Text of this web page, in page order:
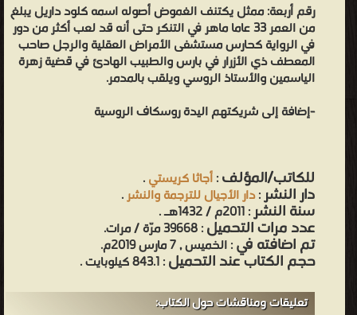
رقم أربعة: ممثل يكتنف الغموض أصوله اسمه كلود داريل يبلغ
من العمر 33 عاما ماهر في التنكر حتى أنه قد لعب أكثر من دور
في الرواية كحارس مستشفى الأمراض العقلية والرجل صاحب
المعطف ذي الأزرار في بارس والطبيب الهادئ في قضية زهرة
الياسمين والأستاذ الروسي ويلقب بالمدمر.
-إضافة إلى شريكتهم اليدة روسكاف الروسية
للكاتب/المؤلف:أجاثا كريستي.
دار النشر:دار الأجيال للترجمة والنشر.
سنة النشر: 2011م / 1432هـ .
عدد مرات التحميل: 39668 مرّة / مرات.
تم اضافته في: الخميس , 7 مارس 2019م.
حجم الكتاب عند التحميل: 843.1 كيلوبايت .
تعليقات ومناقشات حول الكتاب: